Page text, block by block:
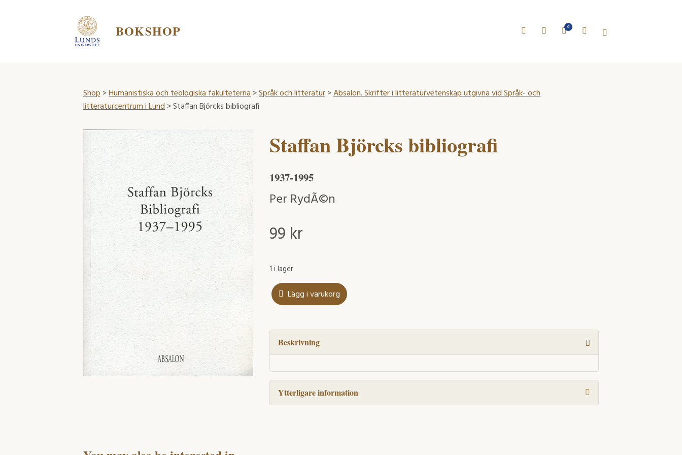
BOKSHOP 0
Shop>Humanistiska och teologiska fakulteterna>Språk och litteratur>Absalon. Skrifter i litteraturvetenskap utgivna vid Språk- och
litteraturcentrum i Lund> Staffan Björcks bibliografi
Staffan Björcks bibliografi
1937-1995
Per RydÃ©n
99 kr
1 i lager
Staffan
bibliografi
mängd
Lägg i varukorg
Beskrivning
Ytterligare information